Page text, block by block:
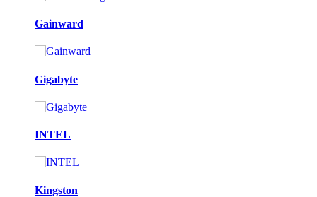
Gainward
Gigabyte
INTEL
Kingston